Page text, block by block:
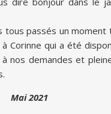
tous passés un moment
Corinne qui a été
nos demandes et
Mai 2021